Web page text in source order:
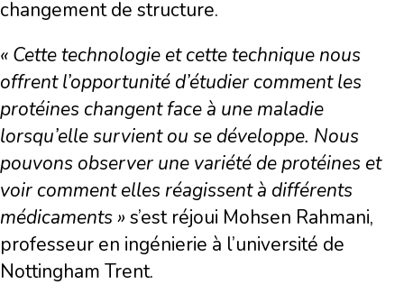
changement de structure.
« Cette technologie et cette technique nous
offrent l’opportunité d’étudier comment les
protéines changent face à une maladie
lorsqu’elle survient ou se développe. Nous
pouvons observer une variété de protéines et
voir comment elles réagissent à différents
médicaments » s’est réjoui Mohsen Rahmani,
professeur en ingénierie à l’université de
Nottingham Trent.